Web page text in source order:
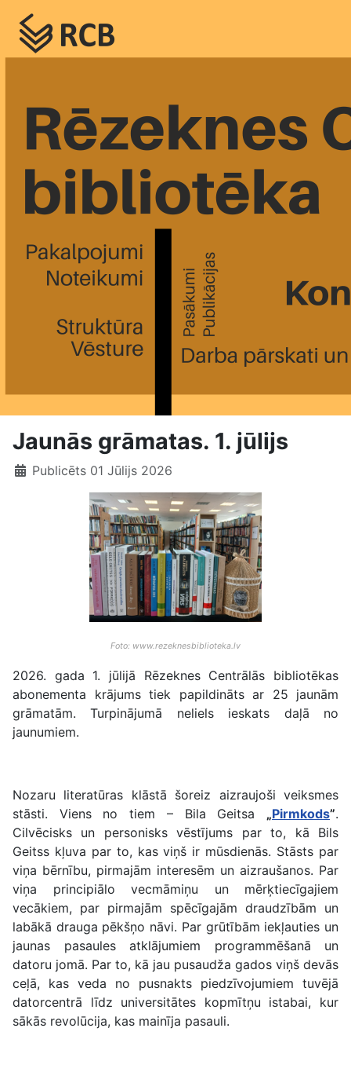
Jaunās grāmatas. 1. jūlijs
Publicēts 01 Jūlijs 2026
Foto: www.rezeknesbiblioteka.lv
2026. gada 1. jūlijā Rēzeknes Centrālās bibliotēkas
abonementa krājums tiek papildināts ar 25 jaunām
grāmatām. Turpinājumā neliels ieskats daļā no
jaunumiem.
Nozaru literatūras klāstā šoreiz aizraujoši veiksmes
stāsti. Viens no tiem – Bila Geitsa „Pirmkods”.
Cilvēcisks un personisks vēstījums par to, kā Bils
Geitss kļuva par to, kas viņš ir mūsdienās. Stāsts par
viņa bērnību, pirmajām interesēm un aizraušanos. Par
viņa principiālo vecmāmiņu un mērķtiecīgajiem
vecākiem, par pirmajām spēcīgajām draudzībām un
labākā drauga pēkšņo nāvi. Par grūtībām iekļauties un
jaunas pasaules atklājumiem programmēšanā un
datoru jomā. Par to, kā jau pusaudža gados viņš devās
ceļā, kas veda no pusnakts piedzīvojumiem tuvējā
datorcentrā līdz universitātes kopmītņu istabai, kur
sākās revolūcija, kas mainīja pasauli.